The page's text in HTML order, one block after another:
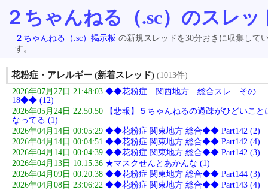
２ちゃんねる（.sc）のスレッ
２ちゃんねる（.sc）掲示板 の新規スレッドを30分おきに収集して
す。
花粉症・アレルギー (新着スレッド) (1013件)
2026年07月27日 21:48:03 ◆◆花粉症 関西地方 総合スレ その
18◆◆ (12)
2026年05月24日 22:50:50
【悲報】５ちゃんねるの過疎がひどいこと
なってる (1)
2026年04月14日 00:05:29 ◆◆花粉症 関東地方 総合◆◆ Part142 (2)
2026年04月14日 00:04:51 ◆◆花粉症 関東地方 総合◆◆ Part142 (4)
2026年04月14日 00:04:39 ◆◆花粉症 関東地方 総合◆◆ Part142 (3)
2026年04月13日 10:15:36 ★マスクせんとあかんな (1)
2026年04月09日 00:20:38 ◆◆花粉症 関東地方 総合◆◆ Part144 (3)
2026年04月08日 23:06:22 ◆◆花粉症 関東地方 総合◆◆ Part143 (4)